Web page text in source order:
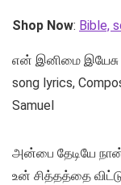
Shop Now: Bible,
என் இனிமை இயேசு –
song lyrics,
Samuel
அன்பை தேடியே
உன் சித்தத்தை